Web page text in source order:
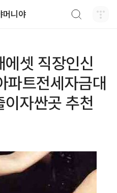
머니야
셋 직장인신
트전세자금대
자싼곳 추천